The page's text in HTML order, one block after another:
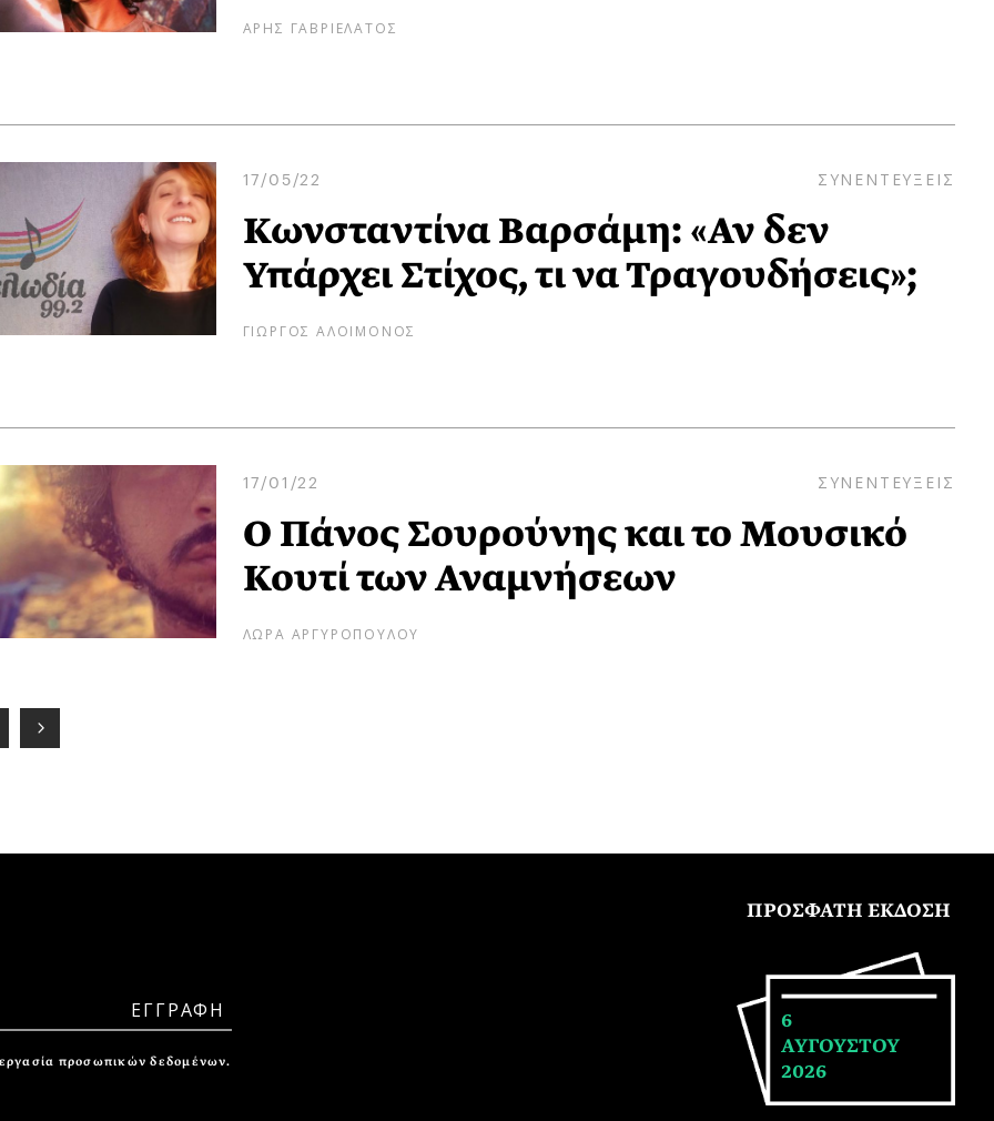
ΑΡΗΣ ΓΑΒΡΙΕΛΑΤΟΣ
17/05/22 ΣΥΝΕΝΤΕΥΞΕΙΣ
Κωνσταντίνα Βαρσάμη: «Αν δεν
Υπάρχει Στίχος, τι να Τραγουδήσεις»;
ΓΙΩΡΓΟΣ ΑΛΟΙΜΟΝΟΣ
17/01/22 ΣΥΝΕΝΤΕΥΞΕΙΣ
Ο Πάνος Σουρούνης και το Μουσικό
Κουτί των Αναμνήσεων
ΛΩΡΑ ΑΡΓΥΡΟΠΟΥΛΟΥ
προσωπικών δεδομένων.
ΠΡΟΣΦΑΤΗ ΕΚΔΟΣΗ
6
ΑΥΓΟΥΣΤΟΥ
2026